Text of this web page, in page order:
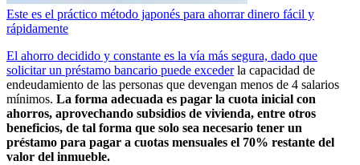
Este es el práctico método japonés para ahorrar dinero fácil y
rápidamente
El ahorro decidido y constante es la vía más segura, dado que
solicitar un préstamo bancario puede excederla capacidad de
endeudamiento de las personas que devengan menos de 4 salarios
mínimos. La forma adecuada es pagar la cuota inicial con
ahorros, aprovechando subsidios de vivienda, entre otros
beneficios, de tal forma que solo sea necesario tener un
préstamo para pagar a cuotas mensuales el 70% restante del
valor del inmueble.